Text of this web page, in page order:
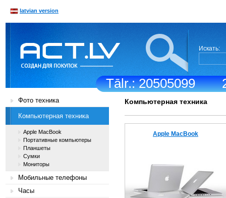
Tālr.: 20505099
latvian version
Искать:
Фото техника
Компьютерная техника
Apple MacBook
Портативные компьютеры
Планшеты
Сумки
Мониторы
Мобильные телефоны
Часы
Компьютерная техника
Apple MacBook